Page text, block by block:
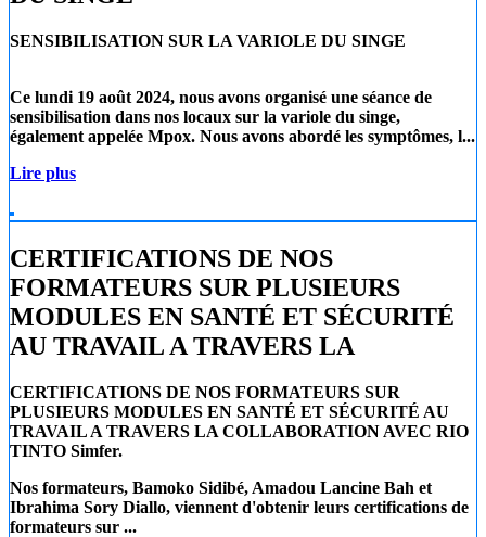
SENSIBILISATION SUR LA VARIOLE DU SINGE
Ce lundi 19 août 2024, nous avons organisé une séance de
sensibilisation dans nos locaux sur la variole du singe,
également appelée Mpox. Nous avons abordé les symptômes, l...
Lire plus
CERTIFICATIONS DE NOS
FORMATEURS SUR PLUSIEURS
MODULES EN SANTÉ ET SÉCURITÉ
AU TRAVAIL A TRAVERS LA
CERTIFICATIONS DE NOS FORMATEURS SUR
PLUSIEURS MODULES EN SANTÉ ET SÉCURITÉ AU
TRAVAIL A TRAVERS LA COLLABORATION AVEC RIO
TINTO Simfer.
Nos formateurs, Bamoko Sidibé, Amadou Lancine Bah et
Ibrahima Sory Diallo, viennent d'obtenir leurs certifications de
formateurs sur ...